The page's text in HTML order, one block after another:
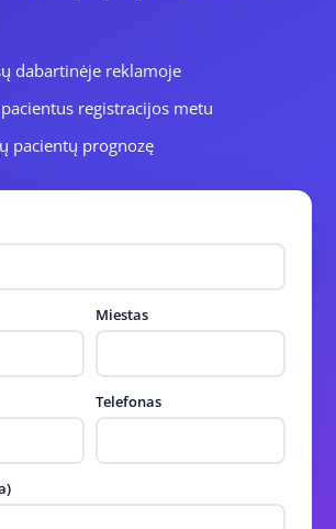
dabartinėje reklamoje
registracijos metu
pacientų prognozę
Miestas
Telefonas